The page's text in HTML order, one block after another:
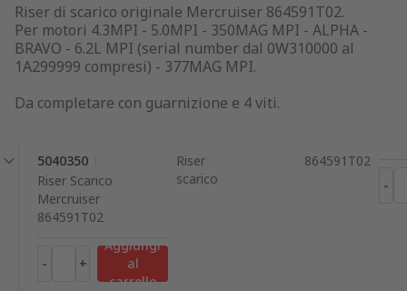
Riser di scarico originale Mercruiser 864591T02.
Per motori 4.3MPI - 5.0MPI - 350MAG MPI - ALPHA -
BRAVO - 6.2L MPI (serial number dal 0W310000 al
1A299999 compresi) - 377MAG MPI.
Da completare con guarnizione e 4 viti.
5040350
Riser Scarico
Mercruiser
864591T02
- +
Aggiungi
al
carrello
Riser
scarico
864591T02
-